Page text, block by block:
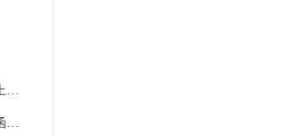
2026年人教版初中七年级语文上册文言句子翻译卷含答案
市场部广告投放平台选择确认函6篇